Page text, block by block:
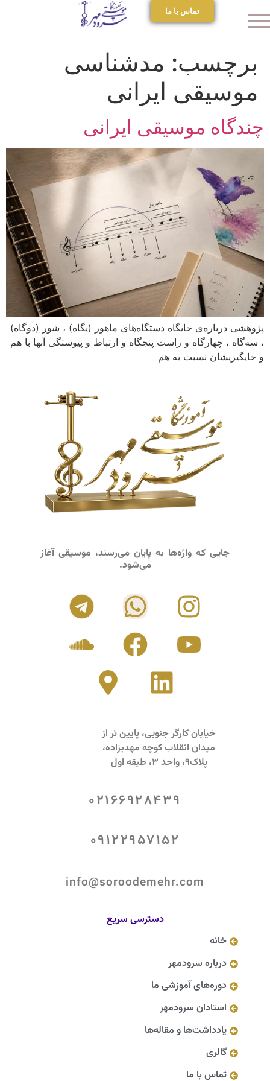
تماس با ما
برچسب: مدشناسی
موسیقی ایرانی
چندگاه موسیقی ایرانی
پژوهشی درباره‌ی جایگاه دستگاه‌های ماهور (یگاه) ، شور (دوگاه)
، سه‌گاه ، چهارگاه و راست پنجگاه و ارتباط و پیوستگی آنها با هم
و جایگیریشان نسبت به هم
جایی که واژه‌ها به پایان می‌رسند، موسیقی آغاز
می‌شود.
خیابان کارگر جنوبی، پایین تر از
میدان انقلاب کوچه مهدیزاده،
پلاک9، واحد 3، طبقه اول
02166928439
09122957152
info@soroodemehr.com
دسترسی سریع
خانه
درباره سرودمهر
دوره‌های آموزشی ما
استادان سرودمهر
یادداشت‌ها و مقاله‌ها
گالری
تماس با ما